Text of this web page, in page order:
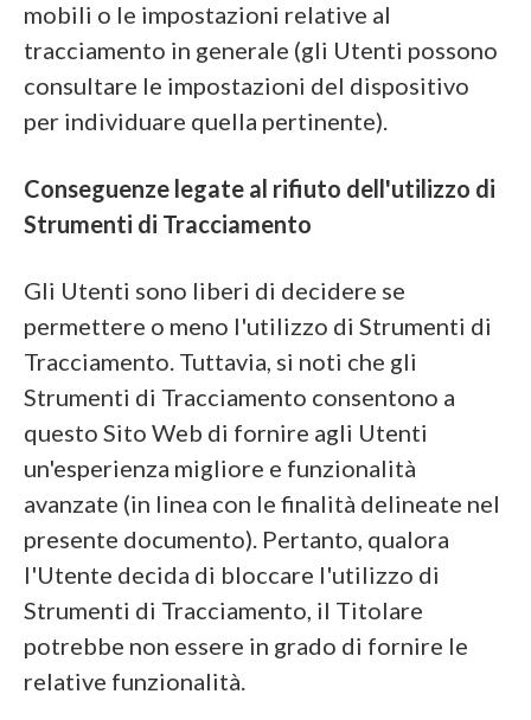
mobili o le impostazioni relative al
tracciamento in generale (gli Utenti possono
consultare le impostazioni del dispositivo
per individuare quella pertinente).
Conseguenze legate al rifiuto dell'utilizzo di
Strumenti di Tracciamento
Gli Utenti sono liberi di decidere se
permettere o meno l'utilizzo di Strumenti di
Tracciamento. Tuttavia, si noti che gli
Strumenti di Tracciamento consentono a
questo Sito Web di fornire agli Utenti
un'esperienza migliore e funzionalità
avanzate (in linea con le finalità delineate nel
presente documento). Pertanto, qualora
l'Utente decida di bloccare l'utilizzo di
Strumenti di Tracciamento, il Titolare
potrebbe non essere in grado di fornire le
relative funzionalità.